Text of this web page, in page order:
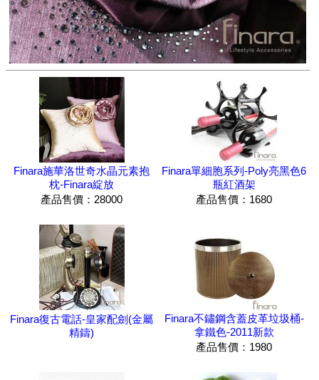
Finara施華洛世奇水晶元素抱
枕-Finara綻放
產品售價：28000
Finara單細胞系列-Poly亮黑色6
瓶紅酒架
產品售價：1680
Finara復古電話-皇家配劍(金屬
精鑄)
Finara不鏽鋼含蓋皮革垃圾桶-
拿鐵色-2011新款
產品售價：1980